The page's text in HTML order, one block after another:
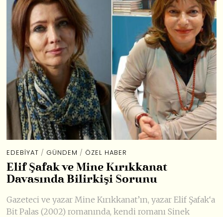
EDEBIYAT / GÜNDEM / ÖZEL HABER
Elif Şafak ve Mine Kırıkkanat
Davasında Bilirkişi Sorunu
Gazeteci ve yazar Mine Kırıkkanat’ın, yazar Elif Şafak‘a
Bit Palas (2002) romanında, kendi romanı Sinek